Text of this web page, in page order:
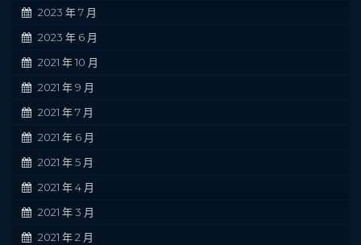
2023 年 7 月
2023 年 6 月
2021 年 10 月
2021 年 9 月
2021 年 7 月
2021 年 6 月
2021 年 5 月
2021 年 4 月
2021 年 3 月
2021 年 2 月